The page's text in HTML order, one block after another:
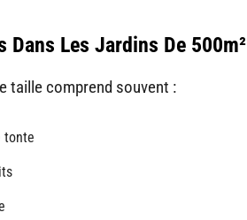
Dans Les Jardins De 500m²
taille comprend souvent :
tonte